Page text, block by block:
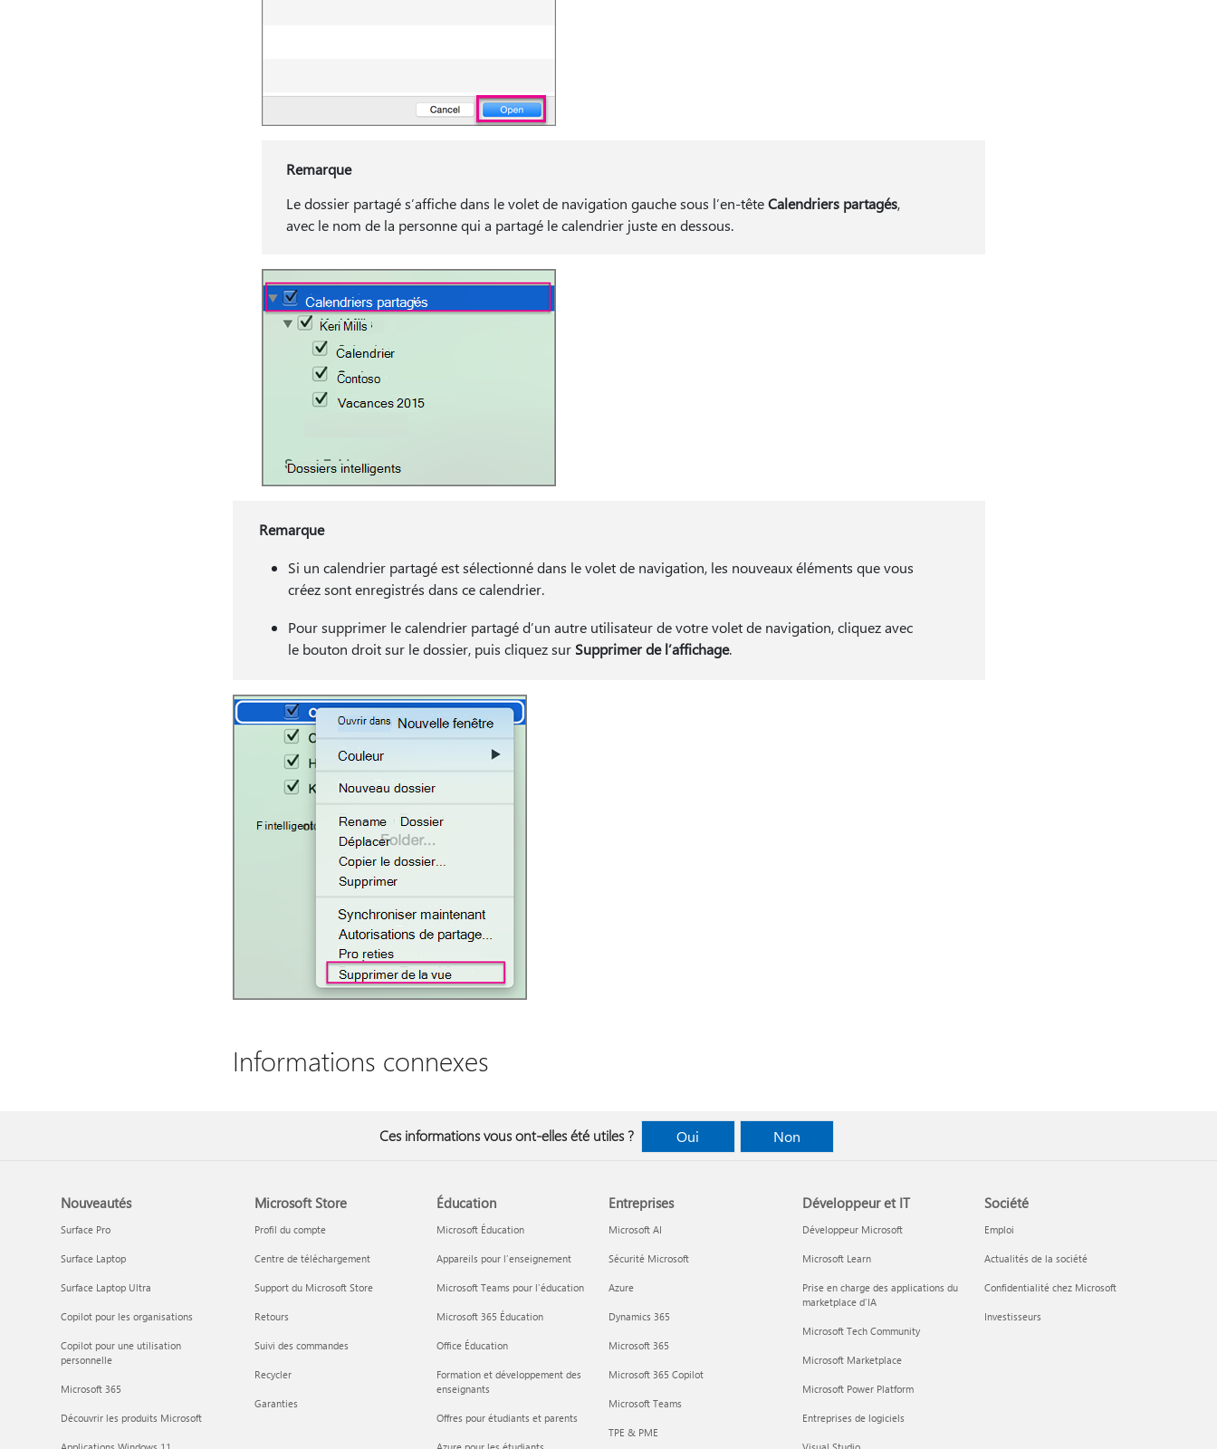
Remarque
Le dossier partagé s’affiche dans le volet de navigation gauche sous l’en-têteCalendriers partagés,
avec le nom de la personne qui a partagé le calendrier juste en dessous.
Remarque
Si un calendrier partagé est sélectionné dans le volet de navigation, les nouveaux éléments que vous
créez sont enregistrés dans ce calendrier.
Pour supprimer le calendrier partagé d’un autre utilisateur de votre volet de navigation, cliquez avec
le bouton droit sur le dossier, puis cliquez sur Supprimer de l’affichage.
Informations connexes
Ces informations vous ont-elles été utiles ? Oui Non
Nouveautés
Surface Pro
Surface Laptop
Surface Laptop Ultra
Copilot pour les organisations
Copilot pour une utilisation
personnelle
Microsoft 365
Découvrir les produits Microsoft
Microsoft Store
Profil du compte
Centre de téléchargement
Support du Microsoft Store
Retours
Suivi des commandes
Recycler
Garanties
Éducation
Microsoft Éducation
Appareils pour l’enseignement
Microsoft Teams pour l’éducation
Microsoft 365 Éducation
Office Éducation
Formation et développement des
enseignants
Offres pour étudiants et parents
Entreprises
Microsoft AI
Sécurité Microsoft
Azure
Dynamics 365
Microsoft 365
Microsoft 365 Copilot
Microsoft Teams
TPE & PME
Développeur et IT
Développeur Microsoft
Microsoft Learn
Prise en charge des applications du
marketplace d’IA
Microsoft Tech Community
Microsoft Marketplace
Microsoft Power Platform
Entreprises de logiciels
Société
Emploi
Actualités de la société
Confidentialité chez Microsoft
Investisseurs